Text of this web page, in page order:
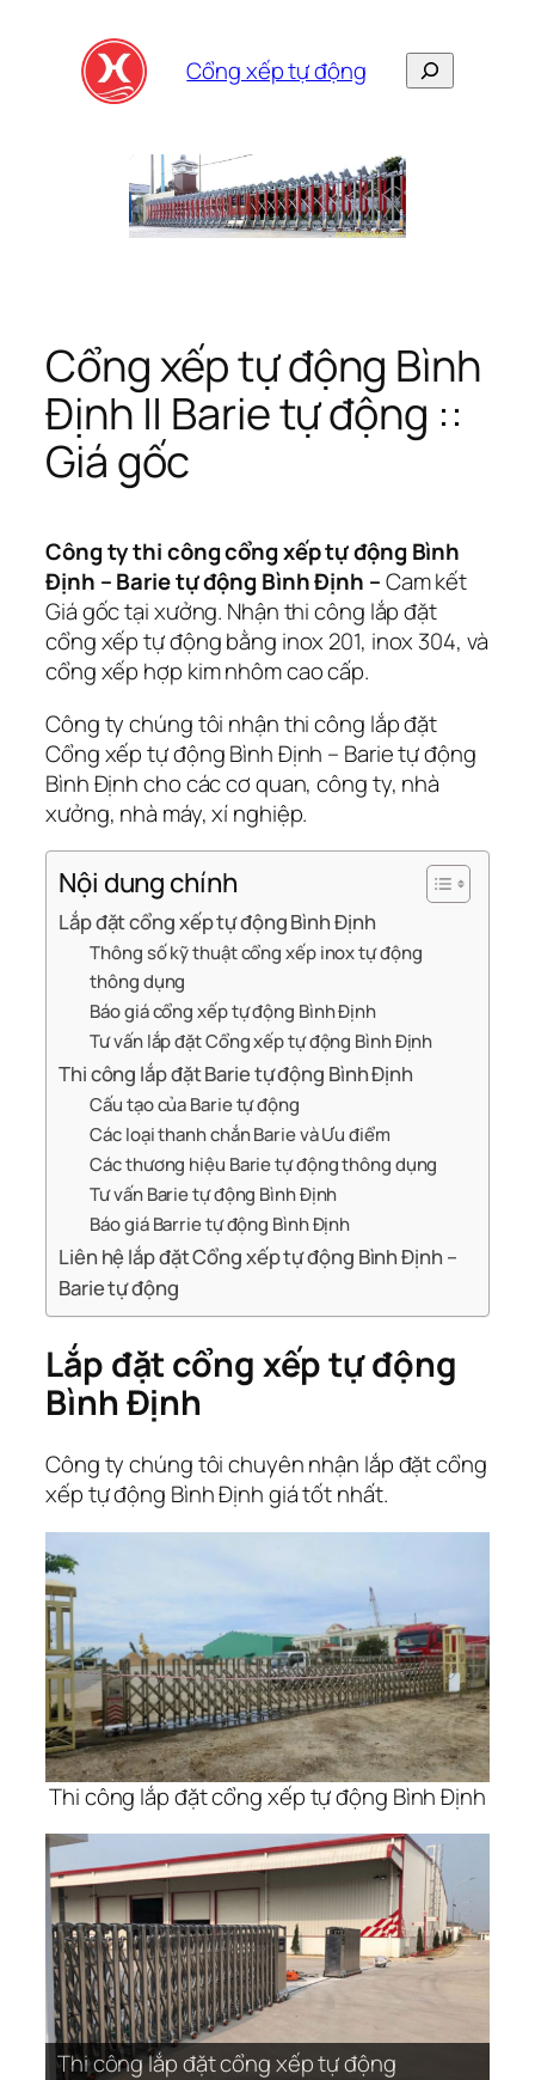
content
Cổng xếp tự động Search
Cổng xếp tự động Bình
Định || Barie tự động ::
Giá gốc
Công ty thi công cổng xếp tự động Bình
Định – Barie tự động Bình Định –Cam kết
Giá gốc tại xưởng. Nhận thi công lắp đặt
cổng xếp tự động bằng inox 201, inox 304, và
cổng xếp hợp kim nhôm cao cấp.
Công ty chúng tôi nhận thi công lắp đặt
Cổng xếp tự động Bình Định – Barie tự động
Bình Định cho các cơ quan, công ty, nhà
xưởng, nhà máy, xí nghiệp.
Nội dung chính
Lắp đặt cổng xếp tự động Bình Định
Thông số kỹ thuật cổng xếp inox tự động
thông dụng
Báo giá cổng xếp tự động Bình Định
Tư vấn lắp đặt Cổng xếp tự động Bình Định
Thi công lắp đặt Barie tự động Bình Định
Cấu tạo của Barie tự động
Các loại thanh chắn Barie và Ưu điểm
Các thương hiệu Barie tự động thông dụng
Tư vấn Barie tự động Bình Định
Báo giá Barrie tự động Bình Định
Liên hệ lắp đặt Cổng xếp tự động Bình Định –
Barie tự động
Lắp đặt cổng xếp tự động
Bình Định
Công ty chúng tôi chuyên nhận lắp đặt cổng
xếp tự động Bình Định giá tốt nhất.
Thi công lắp đặt cổng xếp tự động Bình Định
Thi công lắp đặt cổng xếp tự động